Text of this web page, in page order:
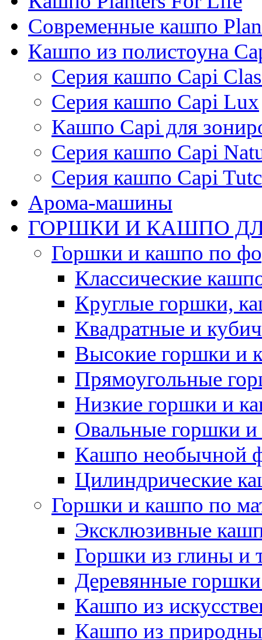
Современные кашпо
Кашпо из полистоуна
Серия кашпо Capi
Серия кашпо Capi Lux
Кашпо Capi для
Серия кашпо Capi
Серия кашпо Capi
Арома-машины
ГОРШКИ И КАШПО
Горшки и кашпо по
Классические
Круглые горшки,
Квадратные и
Высокие горшки и
Прямоугольные
Низкие горшки и
Овальные горшки
Кашпо необычной
Цилиндрические
Горшки и кашпо по
Эксклюзивные
Горшки из глины и
Деревянные
Кашпо из
Кашпо из